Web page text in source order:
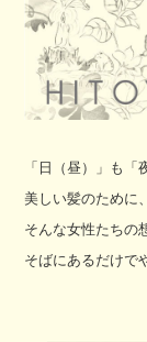
「日（昼）」も「
美しい髪のために
そんな女性たちの
そばにあるだけで